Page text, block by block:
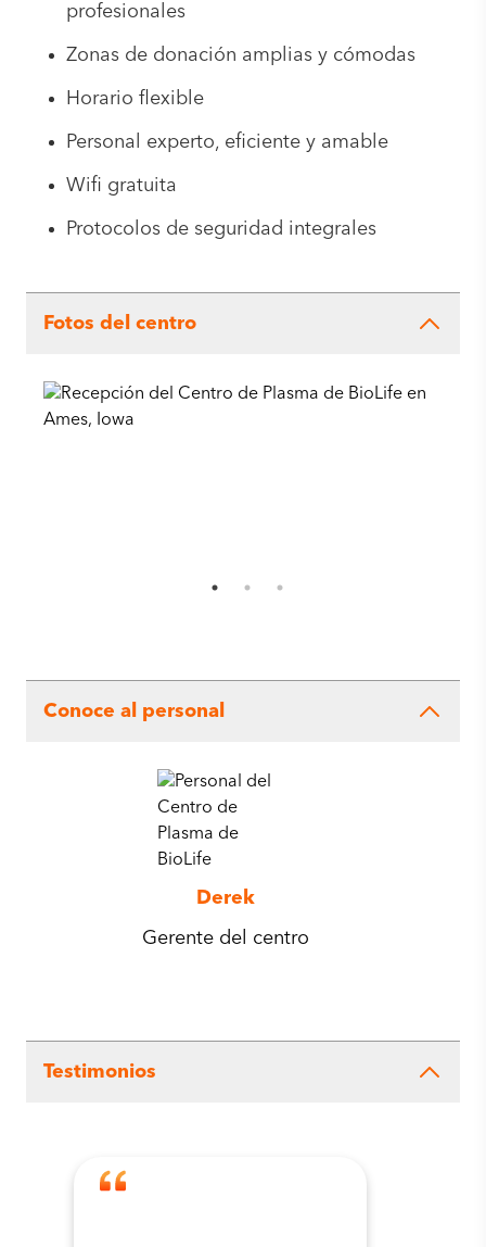
profesionales
Zonas de donación amplias y cómodas
Horario flexible
Personal experto, eficiente y amable
Wifi gratuita
Protocolos de seguridad integrales
Fotos del centro
Conoce al personal
Derek
Gerente del centro
Testimonios